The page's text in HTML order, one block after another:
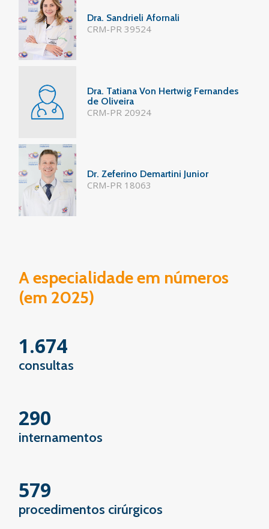
Dra. Sandrieli Afornali
CRM-PR 39524
Dra. Tatiana Von Hertwig Fernandes
de Oliveira
CRM-PR 20924
Dr. Zeferino Demartini Junior
CRM-PR 18063
A especialidade em números
(em 2025)
1.674
consultas
290
internamentos
579
procedimentos cirúrgicos